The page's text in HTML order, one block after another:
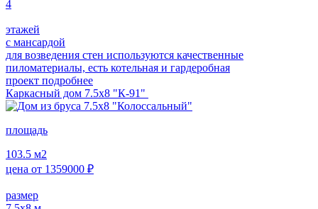
4
этажей
с мансардой
для возведения стен используются качественные
пиломатериалы, есть котельная и гардеробная
проект подробнее
Каркасный дом 7.5х8 "К-91"
площадь
103.5 м2
цена от 1359000 ₽
размер